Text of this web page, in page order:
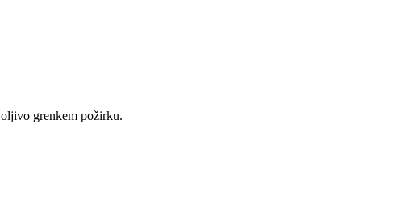
grenkem požirku.